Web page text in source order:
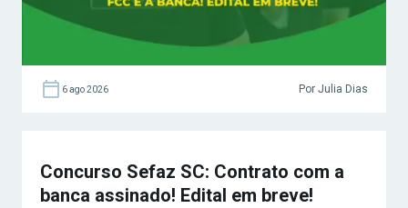
6 ago 2026 Por Julia Dias
Concurso Sefaz SC: Contrato com a
banca assinado! Edital em breve!